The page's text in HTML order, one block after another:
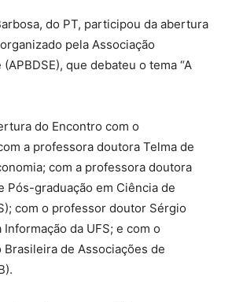
do PT, participou da abertura
pela Associação
que debateu o tema “A
do Encontro com o
a professora doutora Telma de
com a professora doutora
Pós-graduação em Ciência de
com o professor doutor Sérgio
da UFS; e com o
de Associações de